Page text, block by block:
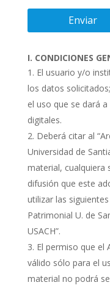
I. CONDICIONES
El usuario y/o
los datos
el uso que se dará
digitales.
Deberá citar al
Universidad de
material, cualquiera
difusión que este
utilizar las
Patrimonial U. de
USACH”.
El permiso que el
válido sólo para el
material no podrá